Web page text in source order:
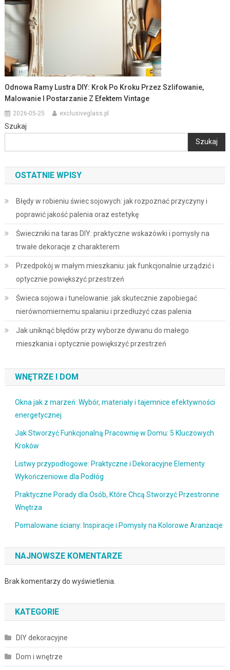
Odnowa Ramy Lustra DIY: Krok Po Kroku Przez Szlifowanie,
Malowanie I Postarzanie Z Efektem Vintage
2026-05-25 exclusiveglass.pl
Szukaj
Szukaj
OSTATNIE WPISY
Błędy w robieniu świec sojowych: jak rozpoznać przyczyny i
poprawić jakość palenia oraz estetykę
Świeczniki na taras DIY: praktyczne wskazówki i pomysły na
trwałe dekoracje z charakterem
Przedpokój w małym mieszkaniu: jak funkcjonalnie urządzić i
optycznie powiększyć przestrzeń
Świeca sojowa i tunelowanie: jak skutecznie zapobiegać
nierównomiernemu spalaniu i przedłużyć czas palenia
Jak uniknąć błędów przy wyborze dywanu do małego
mieszkania i optycznie powiększyć przestrzeń
WNĘTRZE I DOM
Okna jak z marzeń: Wybór, materiały i tajemnice efektywności
energetycznej
Jak Stworzyć Funkcjonalną Pracownię w Domu: 5 Kluczowych
Kroków
Listwy przypodłogowe: Praktyczne i Dekoracyjne Elementy
Wykończeniowe dla Podłóg
Praktyczne Porady dla Osób, Które Chcą Stworzyć Przestronne
Wnętrza
Pomalowane ściany: Inspiracje i Pomysły na Kolorowe Aranżacje
NAJNOWSZE KOMENTARZE
Brak komentarzy do wyświetlenia.
KATEGORIE
DIY dekoracyjne
Dom i wnętrze